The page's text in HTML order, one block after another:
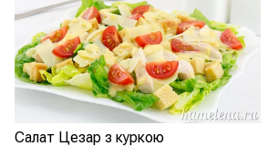
Салат Цезар з куркою